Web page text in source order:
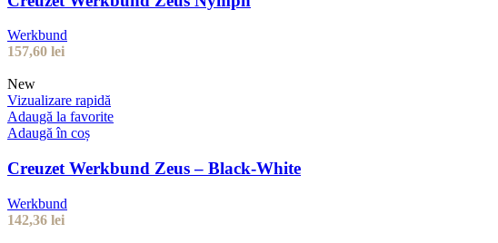
Werkbund
157,60 lei
New
Vizualizare rapidă
Adaugă la favorite
Adaugă în coș
Creuzet Werkbund Zeus – Black-White
Werkbund
142,36 lei